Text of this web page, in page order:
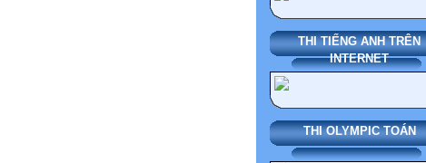
THI TIẾNG ANH TRÊN
INTERNET
THI OLYMPIC TOÁN